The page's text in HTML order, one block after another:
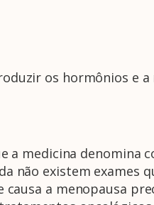
os hormônios e
a medicina denomina
não existem exames
a menopausa